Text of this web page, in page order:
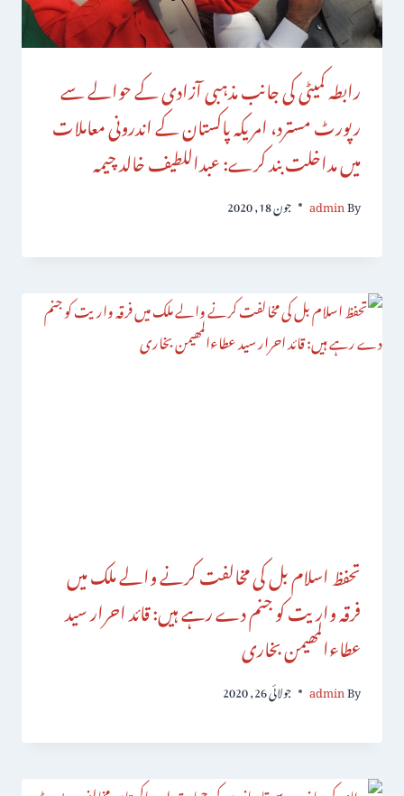
رابطہ کمیٹی کی جانب مذہبی آزادی کے حوالے سے
رپورٹ مسترد، امریکہ پاکستان کے اندرونی معاملات
میں مداخلت بند کرے: عبداللطیف خالد چیمہ
By
admin جون 18, 2020
تحفظ اسلام بل کی مخالفت کرنے والے ملک میں
فرقہ واریت کو جنم دے رہے ہیں: قائد احرار سید
عطاءالمھیمن بخاری
By
admin جولائی 26, 2020